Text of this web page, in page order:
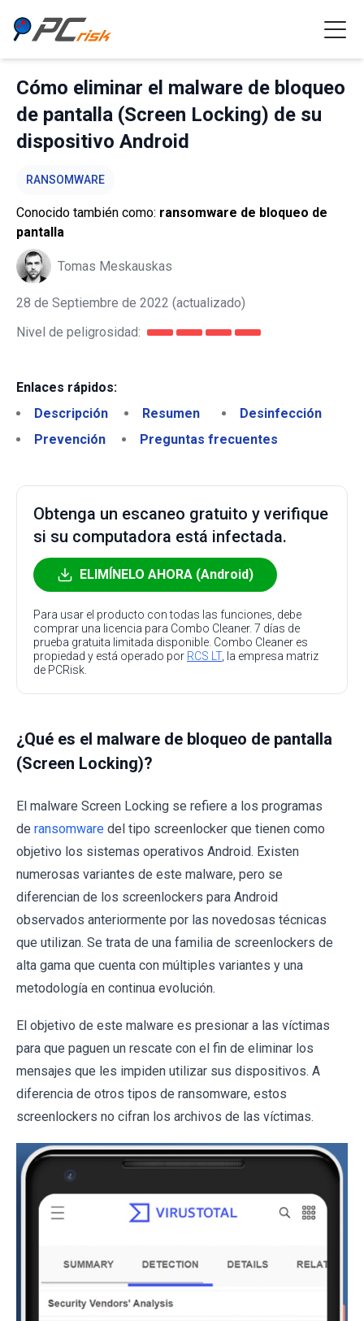
Cómo eliminar el malware de bloqueo
de pantalla (Screen Locking) de su
dispositivo Android
RANSOMWARE
Conocido también como: ransomware de bloqueo de
pantalla
Tomas Meskauskas
28 de Septiembre de 2022 (actualizado)
Nivel de peligrosidad:
Enlaces rápidos:
Descripción
Resumen
Desinfección
Prevención
Preguntas frecuentes
Obtenga un escaneo gratuito y verifique
si su computadora está infectada.
ELIMÍNELO AHORA (Android)
Para usar el producto con todas las funciones, debe
comprar una licencia para Combo Cleaner. 7 días de
prueba gratuita limitada disponible. Combo Cleaner es
propiedad y está operado por RCS LT, la empresa matriz
de PCRisk.
¿Qué es el malware de bloqueo de pantalla
(Screen Locking)?
El malware Screen Locking se refiere a los programas
de ransomware del tipo screenlocker que tienen como
objetivo los sistemas operativos Android. Existen
numerosas variantes de este malware, pero se
diferencian de los screenlockers para Android
observados anteriormente por las novedosas técnicas
que utilizan. Se trata de una familia de screenlockers de
alta gama que cuenta con múltiples variantes y una
metodología en continua evolución.
El objetivo de este malware es presionar a las víctimas
para que paguen un rescate con el fin de eliminar los
mensajes que les impiden utilizar sus dispositivos. A
diferencia de otros tipos de ransomware, estos
screenlockers no cifran los archivos de las víctimas.